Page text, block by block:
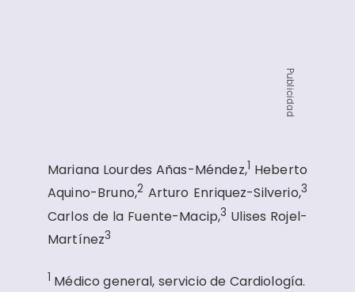
Publicidad
Mariana Lourdes Añas-Méndez,1 Heberto
Aquino-Bruno,2 Arturo Enriquez-Silverio,3
Carlos de la Fuente-Macip,3 Ulises Rojel-
Martínez3
1 Médico general, servicio de Cardiología.